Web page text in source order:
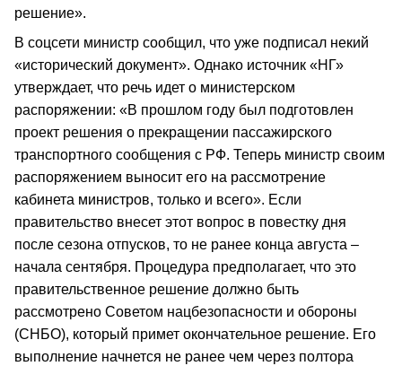
решение».
В соцсети министр сообщил, что уже подписал некий
«исторический документ». Однако источник «НГ»
утверждает, что речь идет о министерском
распоряжении: «В прошлом году был подготовлен
проект решения о прекращении пассажирского
транспортного сообщения с РФ. Теперь министр своим
распоряжением выносит его на рассмотрение
кабинета министров, только и всего». Если
правительство внесет этот вопрос в повестку дня
после сезона отпусков, то не ранее конца августа –
начала сентября. Процедура предполагает, что это
правительственное решение должно быть
рассмотрено Советом нацбезопасности и обороны
(СНБО), который примет окончательное решение. Его
выполнение начнется не ранее чем через полтора